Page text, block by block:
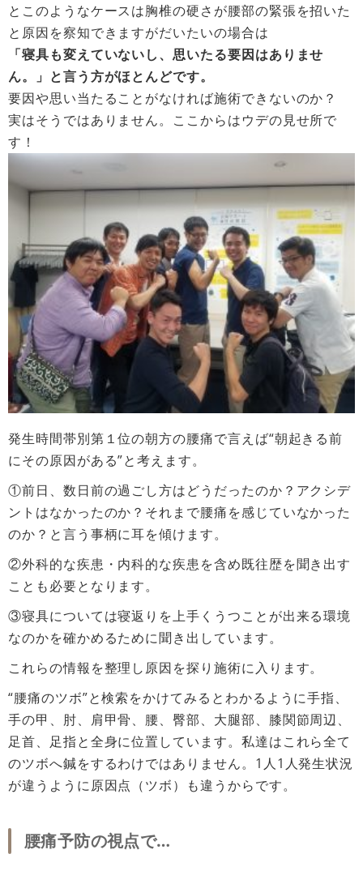
とこのようなケースは胸椎の硬さが腰部の緊張を招いた
と原因を察知できますがだいたいの場合は
「寝具も変えていないし、思いたる要因はありませ
ん。」と言う方がほとんどです。
要因や思い当たることがなければ施術できないのか？
実はそうではありません。ここからはウデの見せ所で
す！
発生時間帯別第１位の朝方の腰痛で言えば“朝起きる前
にその原因がある”と考えます。
①前日、数日前の過ごし方はどうだったのか？アクシデ
ントはなかったのか？それまで腰痛を感じていなかった
のか？と言う事柄に耳を傾けます。
②外科的な疾患・内科的な疾患を含め既往歴を聞き出す
ことも必要となります。
③寝具については寝返りを上手くうつことが出来る環境
なのかを確かめるために聞き出しています。
これらの情報を整理し原因を探り施術に入ります。
“腰痛のツボ”と検索をかけてみるとわかるように手指、
手の甲、肘、肩甲骨、腰、臀部、大腿部、膝関節周辺、
足首、足指と全身に位置しています。私達はこれら全て
のツボへ鍼をするわけではありません。1人1人発生状況
が違うように原因点（ツボ）も違うからです。
腰痛予防の視点で…